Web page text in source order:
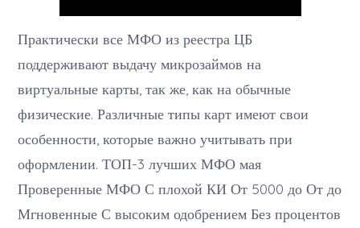
Практически все МФО из реестра ЦБ
поддерживают выдачу микрозаймов на
виртуальные карты, так же, как на обычные
физические. Различные типы карт имеют свои
особенности, которые важно учитывать при
оформлении. ТОП-3 лучших МФО мая
Проверенные МФО С плохой КИ От 5000 до От до
Мгновенные С высоким одобрением Без процентов